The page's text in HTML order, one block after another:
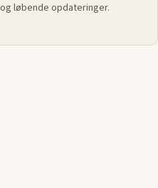
løbende opdateringer.